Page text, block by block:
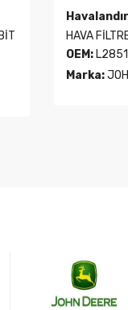
HAVA
OEM:
Marka: